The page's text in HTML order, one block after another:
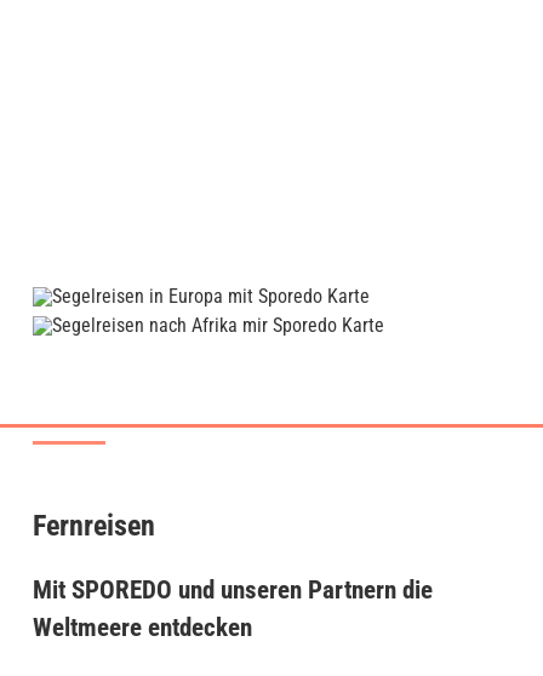
Fernreisen
Mit SPOREDO und unseren Partnern die
Weltmeere entdecken